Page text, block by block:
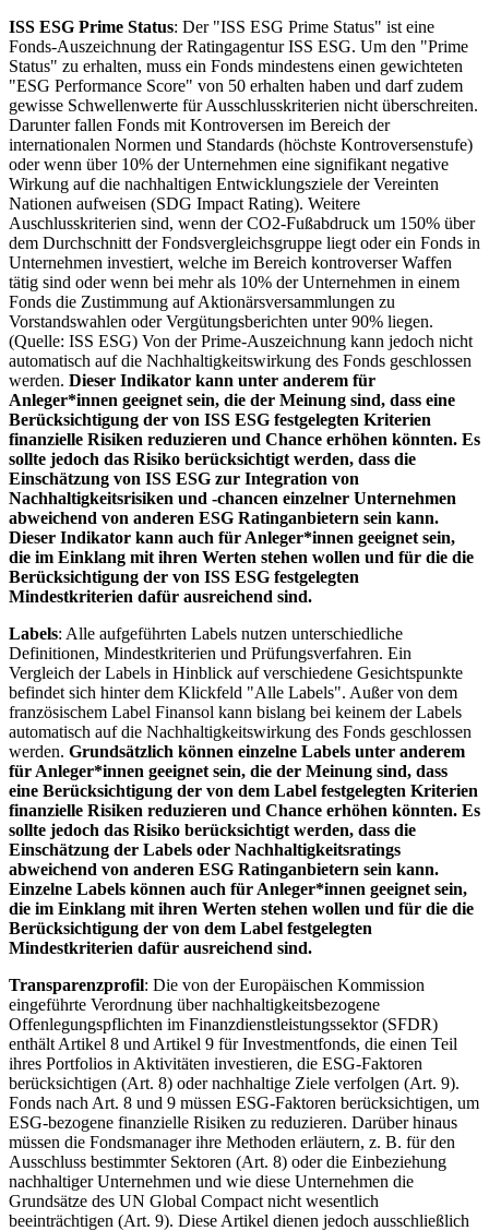
ISS ESG Prime Status: Der "ISS ESG Prime Status" ist eine
Fonds-Auszeichnung der Ratingagentur ISS ESG. Um den "Prime
Status" zu erhalten, muss ein Fonds mindestens einen gewichteten
"ESG Performance Score" von 50 erhalten haben und darf zudem
gewisse Schwellenwerte für Ausschlusskriterien nicht überschreiten.
Darunter fallen Fonds mit Kontroversen im Bereich der
internationalen Normen und Standards (höchste Kontroversenstufe)
oder wenn über 10% der Unternehmen eine signifikant negative
Wirkung auf die nachhaltigen Entwicklungsziele der Vereinten
Nationen aufweisen (SDG Impact Rating). Weitere
Auschlusskriterien sind, wenn der CO2-Fußabdruck um 150% über
dem Durchschnitt der Fondsvergleichsgruppe liegt oder ein Fonds in
Unternehmen investiert, welche im Bereich kontroverser Waffen
tätig sind oder wenn bei mehr als 10% der Unternehmen in einem
Fonds die Zustimmung auf Aktionärsversammlungen zu
Vorstandswahlen oder Vergütungsberichten unter 90% liegen.
(Quelle: ISS ESG) Von der Prime-Auszeichnung kann jedoch nicht
automatisch auf die Nachhaltigkeitswirkung des Fonds geschlossen
werden. Dieser Indikator kann unter anderem für
Anleger*innen geeignet sein, die der Meinung sind, dass eine
Berücksichtigung der von ISS ESG festgelegten Kriterien
finanzielle Risiken reduzieren und Chance erhöhen könnten. Es
sollte jedoch das Risiko berücksichtigt werden, dass die
Einschätzung von ISS ESG zur Integration von
Nachhaltigkeitsrisiken und -chancen einzelner Unternehmen
abweichend von anderen ESG Ratinganbietern sein kann.
Dieser Indikator kann auch für Anleger*innen geeignet sein,
die im Einklang mit ihren Werten stehen wollen und für die die
Berücksichtigung der von ISS ESG festgelegten
Mindestkriterien dafür ausreichend sind.
Labels: Alle aufgeführten Labels nutzen unterschiedliche
Definitionen, Mindestkriterien und Prüfungsverfahren. Ein
Vergleich der Labels in Hinblick auf verschiedene Gesichtspunkte
befindet sich hinter dem Klickfeld "Alle Labels". Außer von dem
französischem Label Finansol kann bislang bei keinem der Labels
automatisch auf die Nachhaltigkeitswirkung des Fonds geschlossen
werden. Grundsätzlich können einzelne Labels unter anderem
für Anleger*innen geeignet sein, die der Meinung sind, dass
eine Berücksichtigung der von dem Label festgelegten Kriterien
finanzielle Risiken reduzieren und Chance erhöhen könnten. Es
sollte jedoch das Risiko berücksichtigt werden, dass die
Einschätzung der Labels oder Nachhaltigkeitsratings
abweichend von anderen ESG Ratinganbietern sein kann.
Einzelne Labels können auch für Anleger*innen geeignet sein,
die im Einklang mit ihren Werten stehen wollen und für die die
Berücksichtigung der von dem Label festgelegten
Mindestkriterien dafür ausreichend sind.
Transparenzprofil: Die von der Europäischen Kommission
eingeführte Verordnung über nachhaltigkeitsbezogene
Offenlegungspflichten im Finanzdienstleistungssektor (SFDR)
enthält Artikel 8 und Artikel 9 für Investmentfonds, die einen Teil
ihres Portfolios in Aktivitäten investieren, die ESG-Faktoren
berücksichtigen (Art. 8) oder nachhaltige Ziele verfolgen (Art. 9).
Fonds nach Art. 8 und 9 müssen ESG-Faktoren berücksichtigen, um
ESG-bezogene finanzielle Risiken zu reduzieren. Darüber hinaus
müssen die Fondsmanager ihre Methoden erläutern, z. B. für den
Ausschluss bestimmter Sektoren (Art. 8) oder die Einbeziehung
nachhaltiger Unternehmen und wie diese Unternehmen die
Grundsätze des UN Global Compact nicht wesentlich
beeinträchtigen (Art. 9). Diese Artikel dienen jedoch ausschließlich